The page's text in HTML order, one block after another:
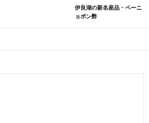
伊良湖の新名産品・ペーニ
ョポン酢